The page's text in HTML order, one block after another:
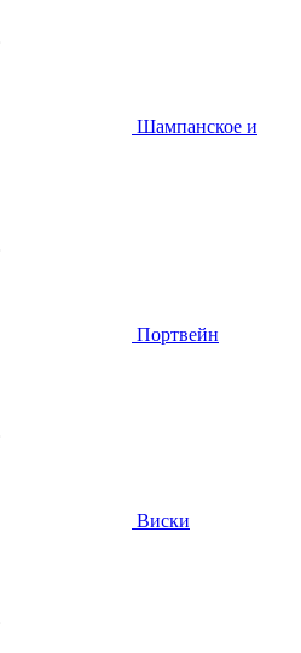
Шампанское и
Портвейн
Виски